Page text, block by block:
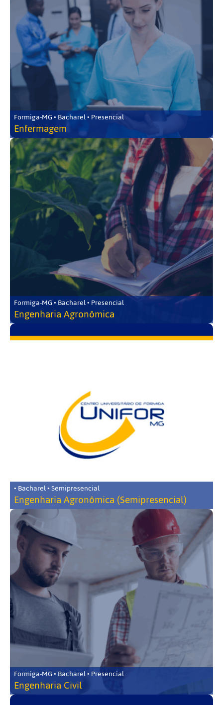
Formiga-MG • Bacharel • Presencial
Enfermagem
Formiga-MG • Bacharel • Presencial
Engenharia Agronômica
• Bacharel • Semipresencial
Engenharia Agronômica (Semipresencial)
Formiga-MG • Bacharel • Presencial
Engenharia Civil